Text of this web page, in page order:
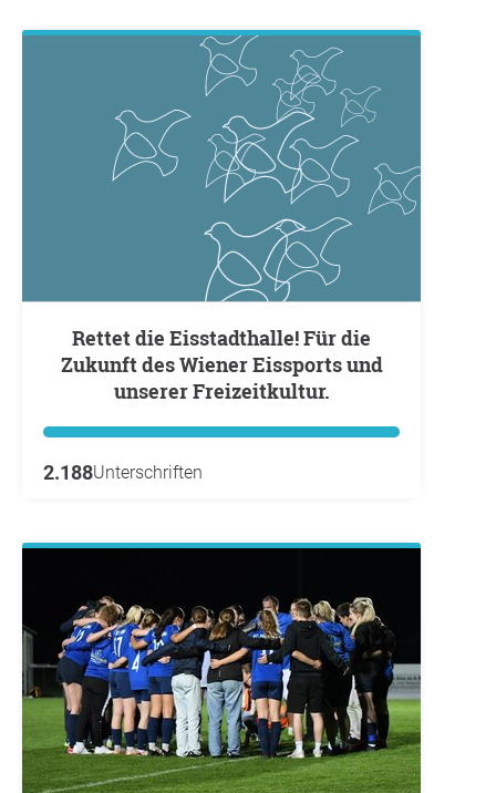
Rettet die Eisstadthalle! Für die
Zukunft des Wiener Eissports und
unserer Freizeitkultur.
2.188Unterschriften